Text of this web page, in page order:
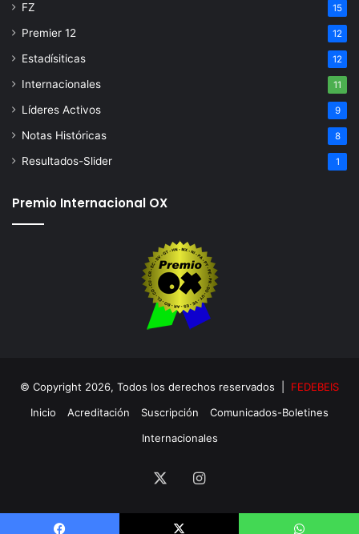
FZ 15
Premier 12 12
Estadísiticas 12
Internacionales 11
Líderes Activos 9
Notas Históricas 8
Resultados-Slider 1
Premio Internacional OX
© Copyright 2026, Todos los derechos reservados | FEDEBEIS
Inicio
Acreditación Suscripción
Comunicados-Boletines
Internacionales
Instagram